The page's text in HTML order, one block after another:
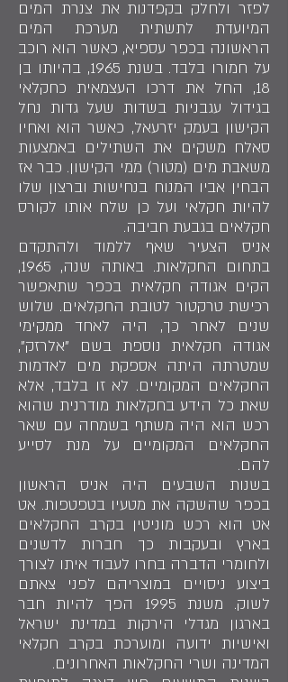
לפזר ולחלק בקפדנות את צנרת המים
המיועדת לתשתית מערכת המים
הראשונה בכפר עספיא, כאשר הוא רוכב
על חמורו בלבד. בשנת 1965, בהיותו בן
18, החל את דרכו העצמאית כחקלאי
בגידול עגבניות בשדות שעל גדות נחל
הקישון בעמק יזרעאל, כאשר הוא ואחיו
סאלח משקים את השתילים באמצעות
משאבת מים (מטור) ממי הקישון. כבר אז
הבחין אביו המנוח בנחישות וברצון שלו
להיות חקלאי ועל כן שלח אותו לקורס
חקלאים בגבעת חביבה.
אניס הצעיר שאף ללמוד ולהתקדם
בתחום החקלאות. באותה שנה, 1965,
הקים אגודה חקלאית בכפר שתאפשר
רכישת טרקטור לטובת החקלאים. שלוש
שנים לאחר כך, היה לאחד ממקימי
אגודה חקלאית נוספת בשם "אלרזק",
שמטרתה היתה אספקת מים לאדמות
החקלאים המקומיים. לא זו בלבד, אלא
שאת כל הידע בחקלאות מודרנית שהוא
רכש הוא היה משתף בשמחה עם שאר
החקלאים המקומיים על מנת לסייע
להם.
בשנות השבעים היה אניס הראשון
בכפר שהשקה את מטעיו בטפטפות. אט
אט הוא רכש מוניטין בקרב החקלאים
בארץ ובעקבות כך חברות לדשנים
ולחומרי הדברה בחרו לעבוד איתו לצורך
ביצוע ניסויים במוצריהם לפני צאתם
לשוק. משנת 1995 הפך להיות חבר
בארגון מגדלי הירקות במדינת ישראל
ואישיות ידועה ומוערכת בקרב חקלאי
המדינה ושרי החקלאות האחרונים.